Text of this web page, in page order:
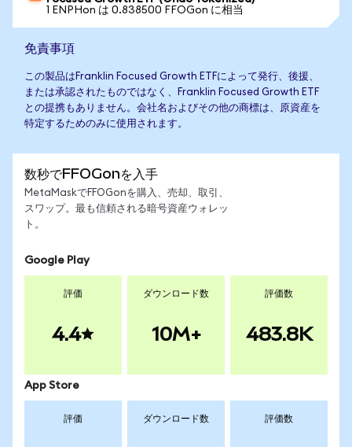
1 ENPHon は 0.838500 FFOGon に相当
免責事項
この製品はFranklin Focused Growth ETFによって発行、後援、
または承認されたものではなく、Franklin Focused Growth ETF
との提携もありません。会社名およびその他の商標は、原資産を
特定するためのみに使用されます。
数秒でFFOGonを入手
MetaMaskでFFOGonを購入、売却、取引、
スワップ。最も信頼される暗号資産ウォレッ
ト。
Google Play
評価
4.4
ダウンロード数
10M+
評価数
483.8K
App Store
評価 ダウンロード数 評価数